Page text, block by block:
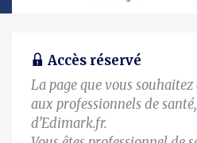
Accès réservé
La page que vous
aux professionnels de
d’Edimark.fr.